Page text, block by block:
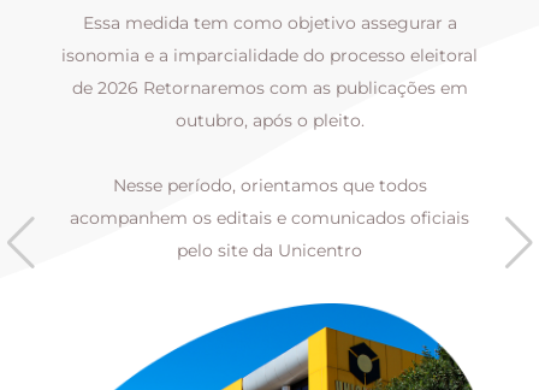
Essa medida tem como objetivo assegurar a
isonomia e a imparcialidade do processo eleitoral
de 2026 Retornaremos com as publicações em
outubro, após o pleito.
Nesse período, orientamos que todos
acompanhem os editais e comunicados oficiais
pelo site da Unicentro